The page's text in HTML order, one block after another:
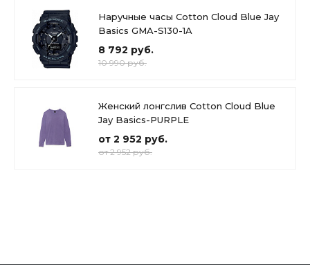
Наручные часы Cotton Cloud Blue Jay
Basics GMA-S130-1A
8 792 руб.
10 990 руб.
Женский лонгслив Cotton Cloud Blue
Jay Basics-PURPLE
от 2 952 руб.
от 2 952 руб.